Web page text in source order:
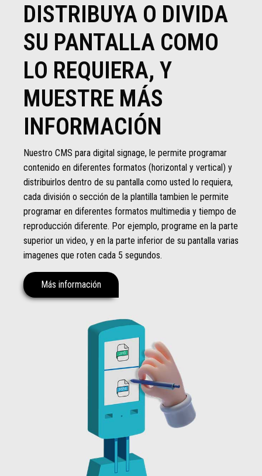
DISTRIBUYA O DIVIDA
SU PANTALLA COMO
LO REQUIERA, Y
MUESTRE MÁS
INFORMACIÓN
Nuestro CMS para digital signage, le permite programar
contenido en diferentes formatos (horizontal y vertical) y
distribuirlos dentro de su pantalla como usted lo requiera,
cada división o sección de la plantilla tambien le permite
programar en diferentes formatos multimedia y tiempo de
reproducción diferente. Por ejemplo, programe en la parte
superior un video, y en la parte inferior de su pantalla varias
imagenes que roten cada 5 segundos.
Más información